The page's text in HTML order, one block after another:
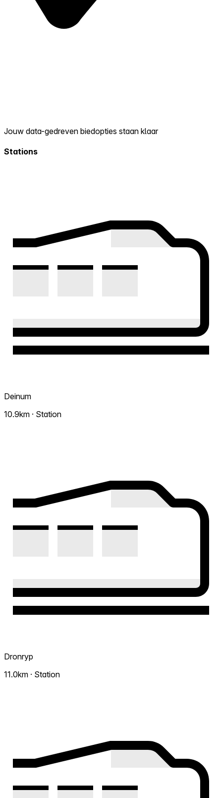
Jouw data-gedreven biedopties staan klaar
Stations
Deinum
10.9km · Station
Dronryp
11.0km · Station